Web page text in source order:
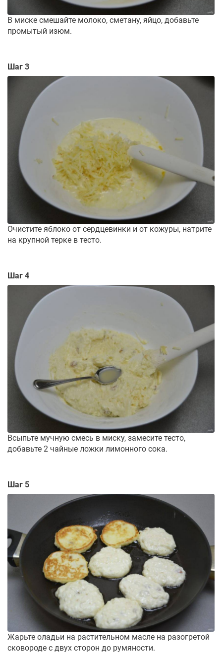
В миске смешайте молоко, сметану, яйцо, добавьте
промытый изюм.
Шаг 3
Очистите яблоко от сердцевинки и от кожуры, натрите
на крупной терке в тесто.
Шаг 4
Всыпьте мучную смесь в миску, замесите тесто,
добавьте 2 чайные ложки лимонного сока.
Шаг 5
Жарьте оладьи на растительном масле на разогретой
сковороде с двух сторон до румяности.